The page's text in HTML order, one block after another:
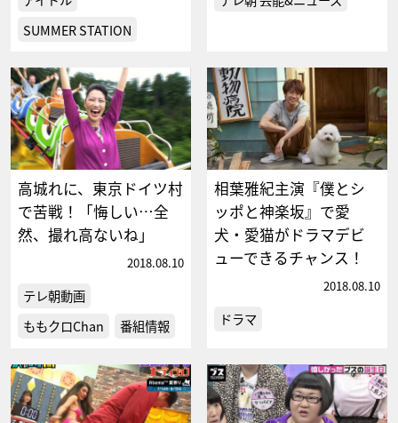
SUMMER STATION
高城れに、東京ドイツ村
で苦戦！「悔しい…全
然、撮れ高ないね」
2018.08.10
テレ朝動画
ももクロChan
番組情報
相葉雅紀主演『僕とシ
ッポと神楽坂』で愛
犬・愛猫がドラマデビ
ューできるチャンス！
2018.08.10
ドラマ